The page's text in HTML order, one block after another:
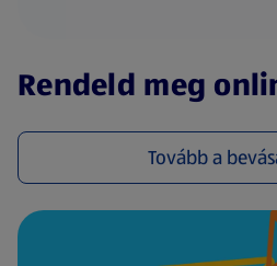
Rendeld meg
Tovább a (új